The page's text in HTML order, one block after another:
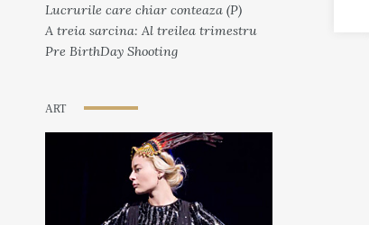
Lucrurile care chiar conteaza (P)
A treia sarcina: Al treilea trimestru
Pre BirthDay Shooting
ART